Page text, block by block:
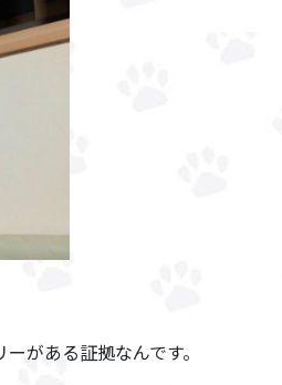
がある証拠なんです。